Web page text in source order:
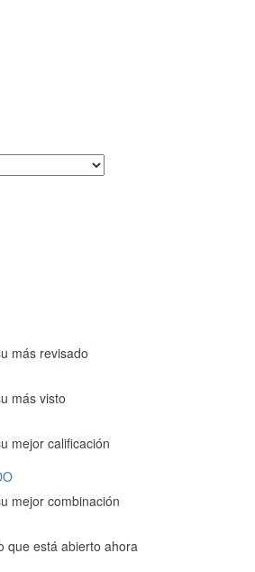
más revisado
más visto
mejor calificación
mejor combinación
que está abierto ahora